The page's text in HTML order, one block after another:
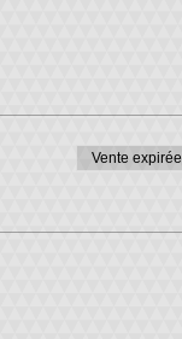
Vente expirée